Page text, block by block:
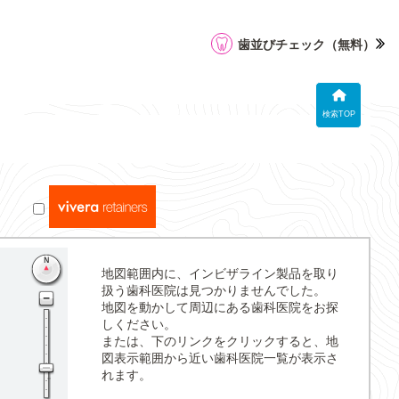
検索TOP
歯並びチェック （無料）
地図範囲内に、インビザライン製品を取り
扱う歯科医院は見つかりませんでした。
地図を動かして周辺にある歯科医院をお探
しください。
または、下のリンクをクリックすると、地
図表示範囲から近い歯科医院一覧が表示さ
れます。